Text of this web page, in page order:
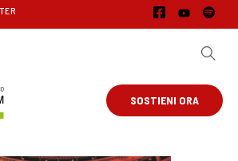
SOSTIENI ORA